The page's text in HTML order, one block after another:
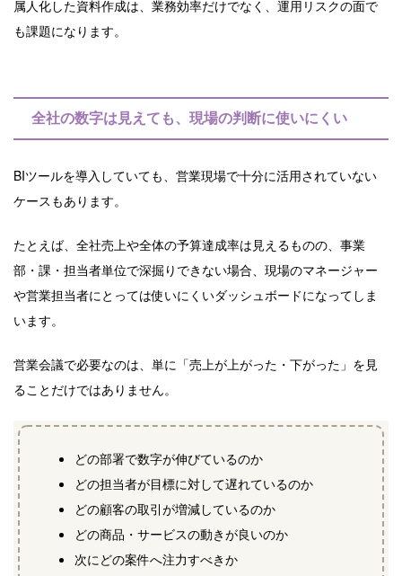
属人化した資料作成は、業務効率だけでなく、運用リスクの面で
も課題になります。
全社の数字は見えても、現場の判断に使いにくい
BIツールを導入していても、営業現場で十分に活用されていない
ケースもあります。
たとえば、全社売上や全体の予算達成率は見えるものの、事業
部・課・担当者単位で深掘りできない場合、現場のマネージャー
や営業担当者にとっては使いにくいダッシュボードになってしま
います。
営業会議で必要なのは、単に「売上が上がった・下がった」を見
ることだけではありません。
どの部署で数字が伸びているのか
どの担当者が目標に対して遅れているのか
どの顧客の取引が増減しているのか
どの商品・サービスの動きが良いのか
次にどの案件へ注力すべきか